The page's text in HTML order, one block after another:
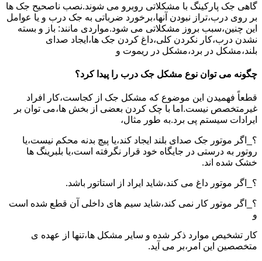
گاهی جک پارکینگ با مشکلاتی روبرو می شوند.نصب ناصحیح جک ها
بر روی درب،تراز نبودن آنها،برخورد ضرباتی به جک درب و یا عوامل
این چنین،سبب بروز مشکلاتی می شود.مواردی مانند: باز و بسته
نشدن درب،کار نکردن کلی،داغ کردن جک ها،ایجاد صدای
بلند،مشکل در برد،مشکل در ریموت و
چگونه می توان نوع مشکل جک درب را پیدا کرد؟
قطعاً فهمیدن این موضوع که مشکل جک از کجاست،کار افراد
غیرمتخصص نیست.اما با چک کردن بعضی از بخش ها،می توان بر
ایرادات سیستم پی برد.به طور مثال،
؟_اگر موتور جک صدای بلند ایجاد کند،یا پیچ بدنه محکم نیست،یا
روتور به درستی در جایگاه خود قرار نگرفته است،یا بلبرینگ ها
خشک شده اند.
؟_اگر موتور داغ می کند،شاید ایراد از استاتور باشد.
؟_اگر موتور کار نمی کند،شاید سیم های داخلی آن قطع شده است
و
کار تشخیص موارد ذکر شده و سایر مشکل ها،تنها از عهده ی
متخصصین این امر،بر می آید.